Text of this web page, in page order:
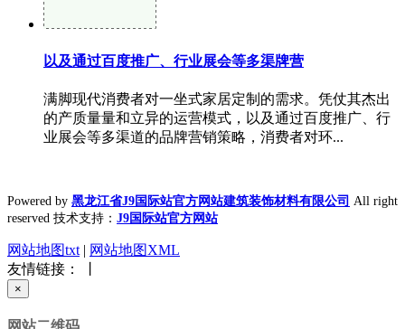
以及通过百度推广、行业展会等多渠牌营
满脚现代消费者对一坐式家居定制的需求。凭仗其杰出
的产质量量和立异的运营模式，以及通过百度推广、行
业展会等多渠道的品牌营销策略，消费者对环...
Powered by 黑龙江省J9国际站官方网站建筑装饰材料有限公司 All right
reserved 技术支持： J9国际站官方网站
网站地图txt | 网站地图XML
友情链接： 丨
×